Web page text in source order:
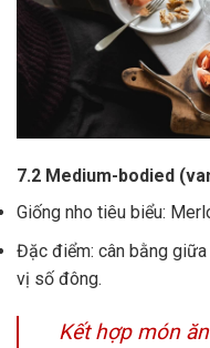
7.2 Medium-bodied
Giống nho tiêu biểu:
Đặc điểm: cân bằng
vị số đông.
Kết hợp món